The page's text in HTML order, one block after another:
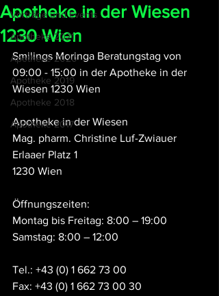
Vorträge und Events
Apotheke 2021
Apotheke 2020
Apotheke 2019
Apotheke 2018
Apotheke 2017
Apotheke in der Wiesen
1230 Wien
Smilings Moringa Beratungstag von
09:00 - 15:00 in der Apotheke in der
Wiesen 1230 Wien
Apotheke in der Wiesen
Mag. pharm. Christine Luf-Zwiauer
Erlaaer Platz 1
1230 Wien
Öffnungszeiten:
Montag bis Freitag: 8:00 – 19:00
Samstag: 8:00 – 12:00
Tel.: +43 (0) 1 662 73 00
Fax: +43 (0) 1 662 73 00 30